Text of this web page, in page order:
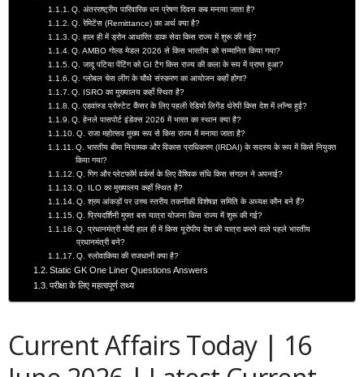
Q. अंतरराष्ट्रीय पारिवारिक धन प्रेषण दिवस कब मनाया जाता है?
Q. रेमिटेंस (Remittance) का अर्थ क्या है?
Q. हाल ही में ड्रोन आधारित डाक सेवा किस राज्य में शुरू की गई?
Q. AMBO गोल्ड मेडल 2026 से किस भारतीय को सम्मानित किया गया?
Q. जादू पटिया पेंटिंग को GI टैग किस राज्य की कला के रूप में प्राप्त हुआ?
Q. ग्लोबल चेस लीग के चौथे संस्करण का आयोजन कहाँ होगा?
Q. ISRO का मुख्यालय कहाँ स्थित है?
Q. एडवांस्ड प्रोस्टेट कैंसर के लिए पहली रेडियो लिगेंड थेरेपी किस देश में लॉन्च हुई?
Q. हेनले पासपोर्ट इंडेक्स 2026 में भारत का स्थान क्या है?
Q. राजा महोत्सव मुख्य रूप से किस राज्य में मनाया जाता है?
Q. भारतीय बीमा नियामक और विकास प्राधिकरण (IRDAI) के सदस्य के रूप में किसे नियुक्त
किया गया?
Q. गिग और प्लेटफॉर्म वर्कर्स के लिए वैश्विक संधि किस संगठन ने अपनाई?
Q. ILO का मुख्यालय कहाँ स्थित है?
Q. श्रम आंकड़ों पर उच्च स्तरीय तकनीकी विशेषज्ञ समिति के अध्यक्ष कौन बने हैं?
Q. प्रियदर्शिनी मुफ्त बस यात्रा योजना किस राज्य में शुरू की गई?
Q. प्रधानमंत्री मोदी हाल ही में किस यूरोपीय देश की यात्रा करने वाले पहले भारतीय
प्रधानमंत्री बने?
Q. स्लोवाकिया की राजधानी क्या है?
Static GK One Liner Questions Answers
परीक्षा के लिए महत्वपूर्ण तथ्य
Current Affairs Today | 16